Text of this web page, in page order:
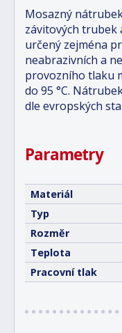
Mosazný
závitových trubek
určený zejména
neabrazivních a
provozního tlaku
do 95 °C.
dle evropských
Parametry
Materiál
Typ
Rozměr
Teplota
Pracovní tlak